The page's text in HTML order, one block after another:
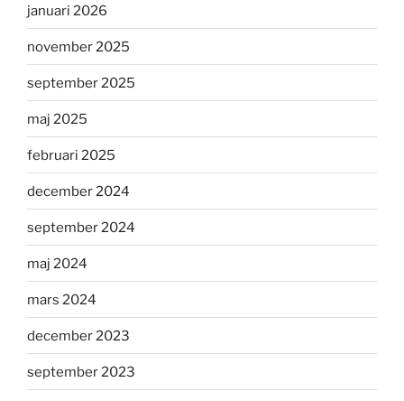
januari 2026
november 2025
september 2025
maj 2025
februari 2025
december 2024
september 2024
maj 2024
mars 2024
december 2023
september 2023